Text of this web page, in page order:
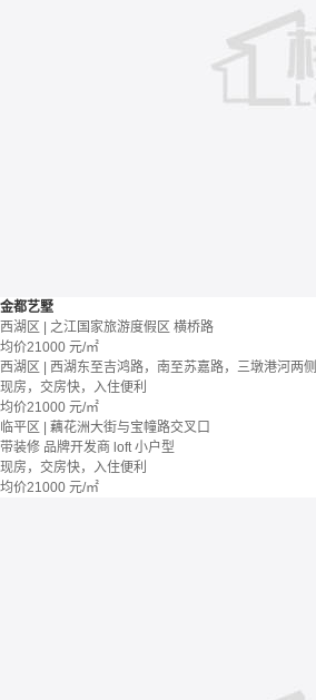
金都艺墅
西湖区 | 之江国家旅游度假区 横桥路
均价21000 元/㎡
西湖区 | 西湖东至吉鸿路，南至苏嘉路，三墩港河两侧
现房，交房快，入住便利
均价21000 元/㎡
临平区 | 藕花洲大街与宝幢路交叉口
带装修 品牌开发商 loft 小户型
现房，交房快，入住便利
均价21000 元/㎡